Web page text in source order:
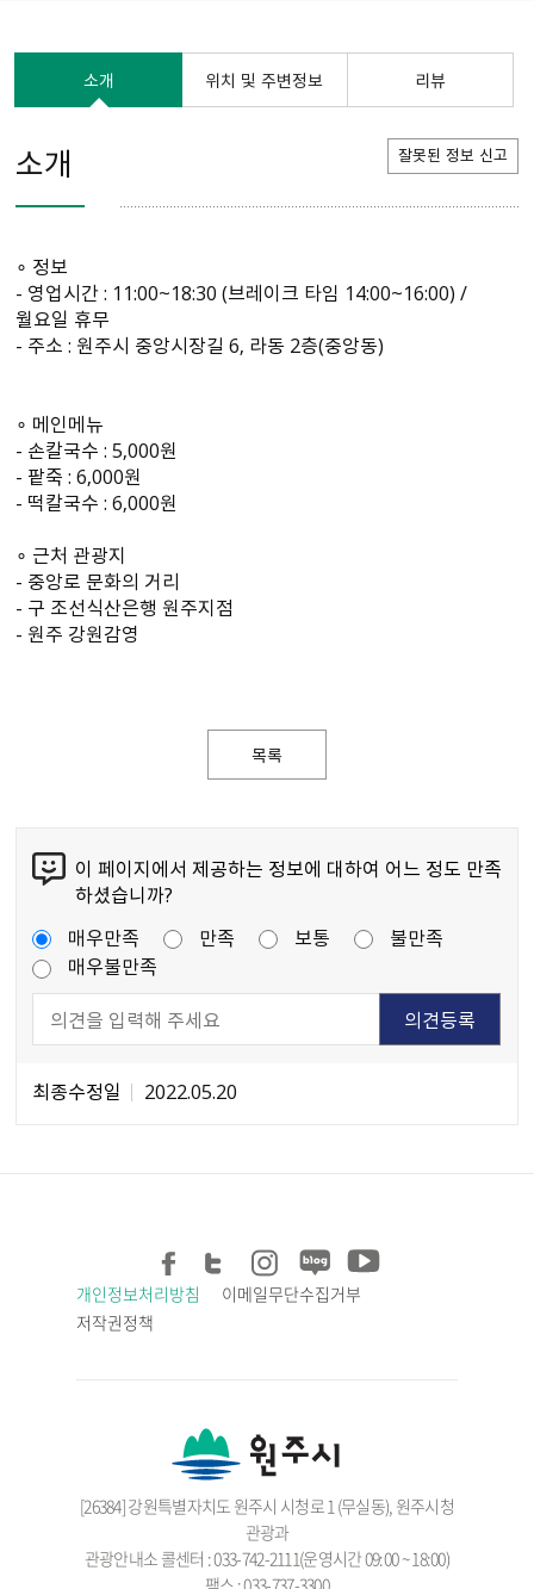
소개 위치 및 주변정보 리뷰
소개 잘못된 정보 신고
∘ 정보
- 영업시간 : 11:00~18:30 (브레이크 타임 14:00~16:00) /
월요일 휴무
- 주소 : 원주시 중앙시장길 6, 라동 2층(중앙동)
∘ 메인메뉴
- 손칼국수 : 5,000원
- 팥죽 : 6,000원
- 떡칼국수 : 6,000원
∘ 근처 관광지
- 중앙로 문화의 거리
- 구 조선식산은행 원주지점
- 원주 강원감영
목록
이 페이지에서 제공하는 정보에 대하여 어느 정도 만족
하셨습니까?
매우만족
만족 보통
불만족
매우불만족
최종수정일 2022.05.20
개인정보처리방침
이메일무단수집거부
저작권정책
[26384] 강원특별자치도 원주시 시청로 1 (무실동), 원주시청
관광과
관광안내소 콜센터 : 033-742-2111(운영시간 09:00 ~ 18:00)